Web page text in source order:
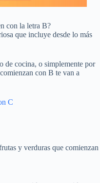
con la letra B?
que incluye desde lo más
de cocina, o simplemente por
con B te van a
C
y verduras que comienzan